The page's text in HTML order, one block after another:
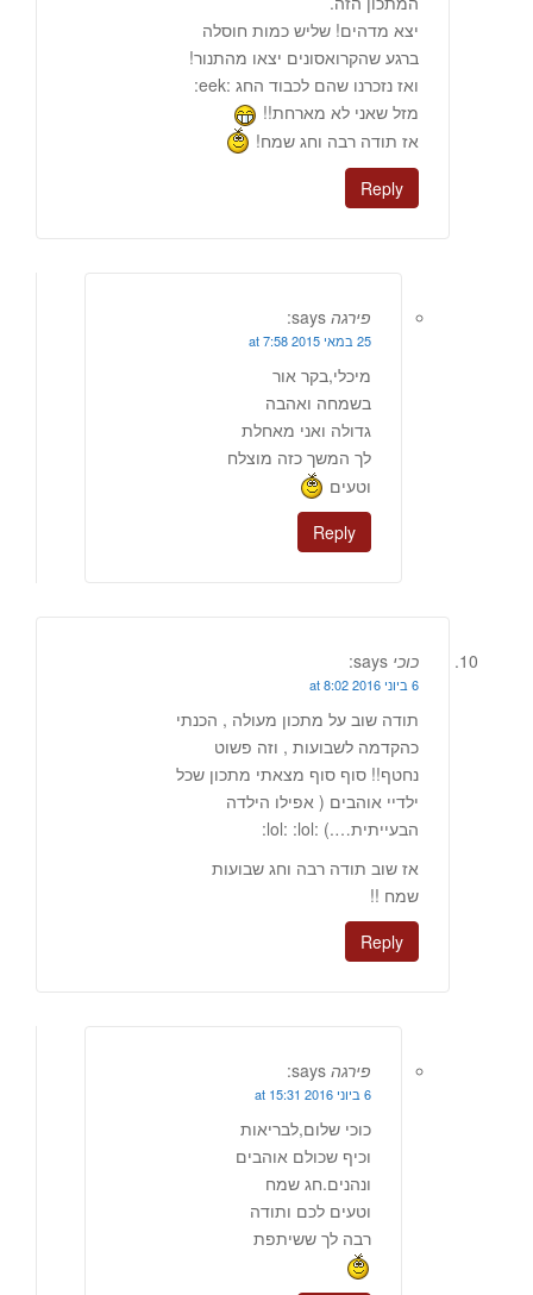
יצא מדהים! שליש כמות חוסלה
ברגע שהקרואסונים יצאו מהתנור!
ואז נזכרנו שהם לכבוד החג :eek:
מזל שאני לא מארחת!!
אז תודה רבה וחג שמח!
Reply
פירגה says:
25 במאי 2015 at 7:58
מיכלי,בקר אור
בשמחה ואהבה
גדולה ואני מאחלת
לך המשך כזה מוצלח
וטעים
Reply
כוכי says:
6 ביוני 2016 at 8:02
תודה שוב על מתכון מעולה , הכנתי
כהקדמה לשבועות , וזה פשוט
נחטף!! סוף סוף מצאתי מתכון שכל
ילדיי אוהבים ( אפילו הילדה
הבעייתית….) :lol: :lol:
אז שוב תודה רבה וחג שבועות
שמח !!
Reply
פירגה says:
6 ביוני 2016 at 15:31
כוכי שלום,לבריאות
וכיף שכולם אוהבים
ונהנים.חג שמח
וטעים לכם ותודה
רבה לך ששיתפת